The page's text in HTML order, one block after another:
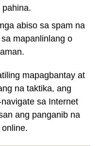
pahina.
abiso sa spam na
mapanlinlang o
mapagbantay at
na taktika, ang
sa Internet
ang panganib na